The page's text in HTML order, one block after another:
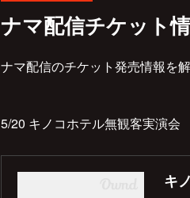
ナマ配信チケット
ナマ配信のチケット発売情報を
5/20 キノコホテル無観客実演会
キ